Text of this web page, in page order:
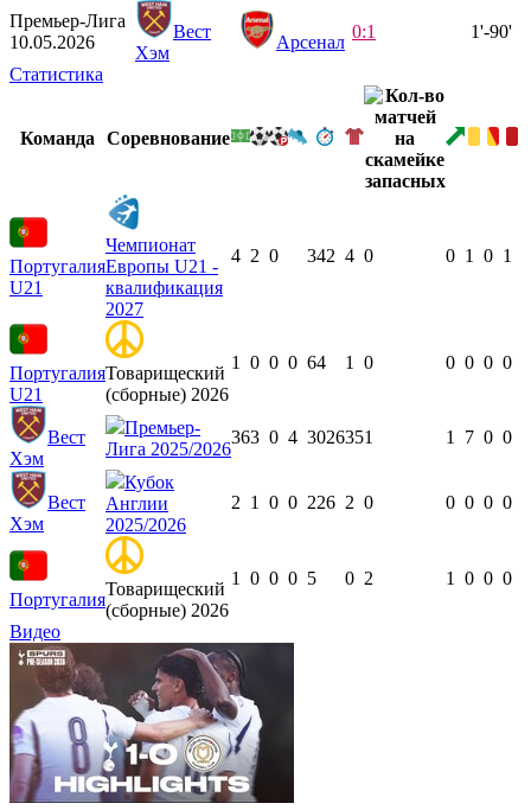
Премьер-Лига
10.05.2026
Вест
Хэм
Арсенал
0:1 1'-90'
Статистика
Команда Соревнование
Португалия
U21
Чемпионат
Европы U21 -
квалификация
2027
4 2 0 342 4 0 0 1 0 1
Португалия
U21
Товарищеский
(сборные) 2026
1 0 0 0 64 1 0 0 0 0 0
Вест
Хэм
Премьер-
Лига 2025/2026
363 0 4 3026351 1 7 0 0
Вест
Хэм
Кубок
Англии
2025/2026
2 1 0 0 226 2 0 0 0 0 0
Португалия
Товарищеский
(сборные) 2026
1 0 0 0 5 0 2 1 0 0 0
Видео